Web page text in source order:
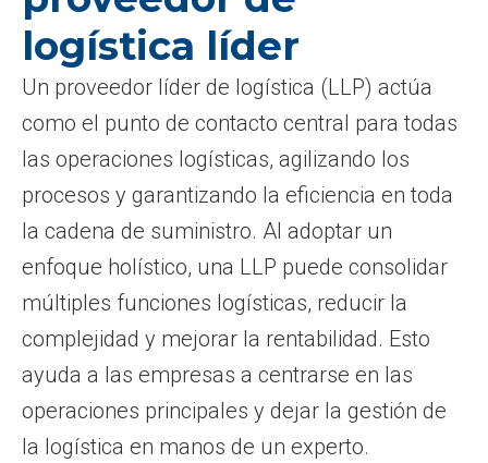
logística líder
Un proveedor líder de logística (LLP) actúa
como el punto de contacto central para todas
las operaciones logísticas, agilizando los
procesos y garantizando la eficiencia en toda
la cadena de suministro. Al adoptar un
enfoque holístico, una LLP puede consolidar
múltiples funciones logísticas, reducir la
complejidad y mejorar la rentabilidad. Esto
ayuda a las empresas a centrarse en las
operaciones principales y dejar la gestión de
la logística en manos de un experto.